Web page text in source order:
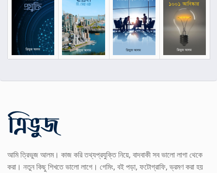
আমি ত্রিভুজ আলম। কাজ করি তথ্যপ্রযুক্তি নিয়ে, বাদবাকী সব ভালো লাগা থেকে
করা। নতুন কিছু শিখতে ভালো লাগে। গেমিং, বই পড়া, ফটোগ্রাফি, ভ্রমণ করা হয়